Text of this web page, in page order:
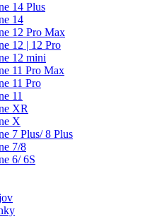
14 Plus
14
12 Pro Max
12 | 12 Pro
12 mini
11 Pro Max
11 Pro
11
XR
X
7 Plus/ 8 Plus
7/8
6/ 6S